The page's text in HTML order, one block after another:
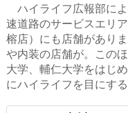
ハイライフ広報部に
速道路のサービスエリ
榕店）にも店舗があり
や内装の店舗が。この
大学、輔仁大学をはじ
にハイライフを目にす